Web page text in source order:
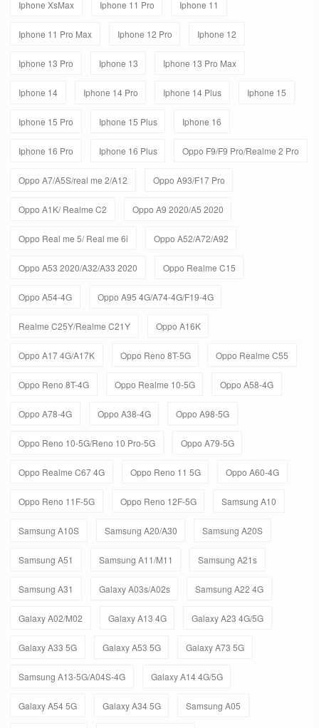
Iphone XsMax Iphone 11 Pro Iphone 11
Iphone 11 Pro Max Iphone 12 Pro Iphone 12
Iphone 13 Pro Iphone 13 Iphone 13 Pro Max
Iphone 14 Iphone 14 Pro Iphone 14 Plus Iphone 15
Iphone 15 Pro Iphone 15 Plus Iphone 16
Iphone 16 Pro Iphone 16 Plus Oppo F9/F9 Pro/Realme 2 Pro
Oppo A7/A5S/real me 2/A12 Oppo A93/F17 Pro
Oppo A1K/ Realme C2 Oppo A9 2020/A5 2020
Oppo Real me 5/ Real me 6i Oppo A52/A72/A92
Oppo A53 2020/A32/A33 2020 Oppo Realme C15
Oppo A54-4G Oppo A95 4G/A74-4G/F19-4G
Realme C25Y/Realme C21Y Oppo A16K
Oppo A17 4G/A17K Oppo Reno 8T-5G Oppo Realme C55
Oppo Reno 8T-4G Oppo Realme 10-5G Oppo A58-4G
Oppo A78-4G Oppo A38-4G Oppo A98-5G
Oppo Reno 10-5G/Reno 10 Pro-5G Oppo A79-5G
Oppo Realme C67 4G Oppo Reno 11 5G Oppo A60-4G
Oppo Reno 11F-5G Oppo Reno 12F-5G Samsung A10
Samsung A10S Samsung A20/A30 Samsung A20S
Samsung A51 Samsung A11/M11 Samsung A21s
Samsung A31 Galaxy A03s/A02s Samsung A22 4G
Galaxy A02/M02 Galaxy A13 4G Galaxy A23 4G/5G
Galaxy A33 5G Galaxy A53 5G Galaxy A73 5G
Samsung A13-5G/A04S-4G Galaxy A14 4G/5G
Galaxy A54 5G Galaxy A34 5G Samsung A05